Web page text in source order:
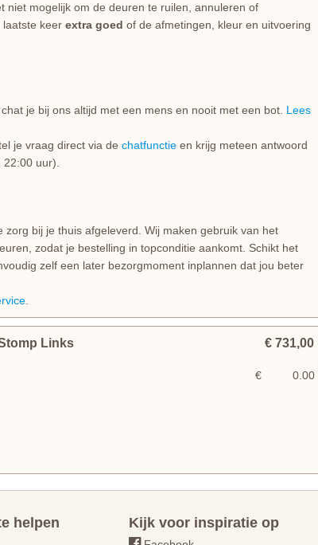
niet mogelijk om de deuren te ruilen, annuleren of
keer extra goed of de afmetingen, kleur en uitvoering
je bij ons altijd met een mens en nooit met een bot. Lees
je vraag direct via de chatfunctie en krijg meteen antwoord
uur).
bij je thuis afgeleverd. Wij maken gebruik van het
zodat je bestelling in topconditie aankomt. Schikt het
zelf een later bezorgmoment inplannen dat jou beter
Links € 731,00
0.00
€
helpen Kijk voor inspiratie op